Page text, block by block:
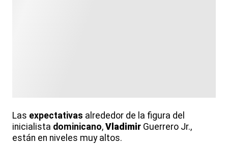
Las expectativas alrededor de la figura del
inicialista dominicano, Vladimir Guerrero Jr.,
están en niveles muy altos.